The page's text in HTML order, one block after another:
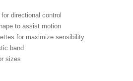
directional control
to assist motion
for maximize sensibility
band
sizes